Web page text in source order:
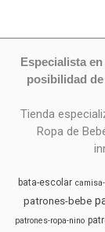
Especialista
posibilidad
Tienda
Ropa de
bata-escolar
patrones-bebe
patrones-ropa-nino